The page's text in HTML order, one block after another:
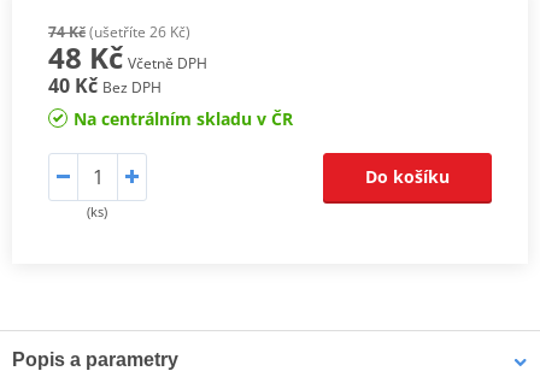
74 Kč(ušetříte 26 Kč)
48 Kč Včetně DPH
40 Kč Bez DPH
Na centrálním skladu v ČR
(ks)
Do košíku
Popis a parametry